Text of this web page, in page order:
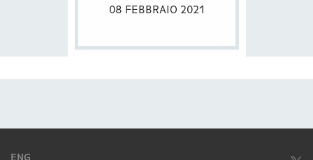
08 FEBBRAIO 2021
ENG